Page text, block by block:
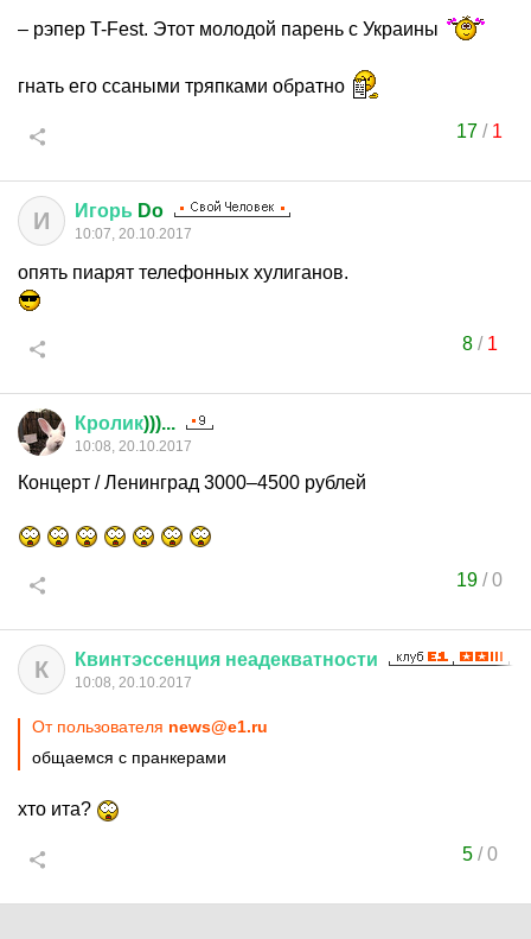
– рэпер T-Fest. Этот молодой парень с Украины
гнать его ссаными тряпками обратно
17 / 1
И Игорь Do
10:07, 20.10.2017
опять пиарят телефонных хулиганов.
8/ 1
Кролик)))...
10:08, 20.10.2017
Концерт / Ленинград 3000–4500 рублей
19 /0
К Квинтэссенция неадекватности
10:08, 20.10.2017
От пользователя news@e1.ru
общаемся с пранкерами
хто ита?
5/0